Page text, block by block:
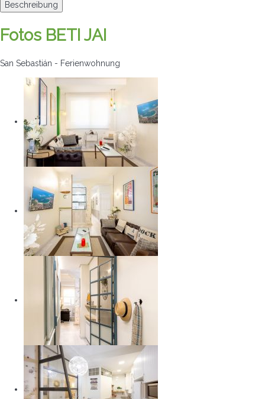
Beschreibung
Fotos BETI JAI
San Sebastián - Ferienwohnung